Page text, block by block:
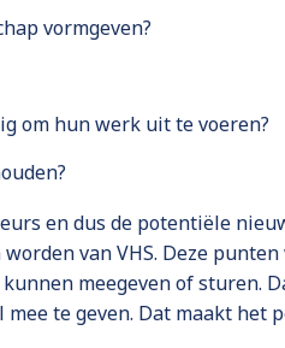
vormgeven?
om hun werk uit te voeren?
en dus de potentiële
van VHS. Deze
meegeven of sturen.
te geven. Dat maakt het